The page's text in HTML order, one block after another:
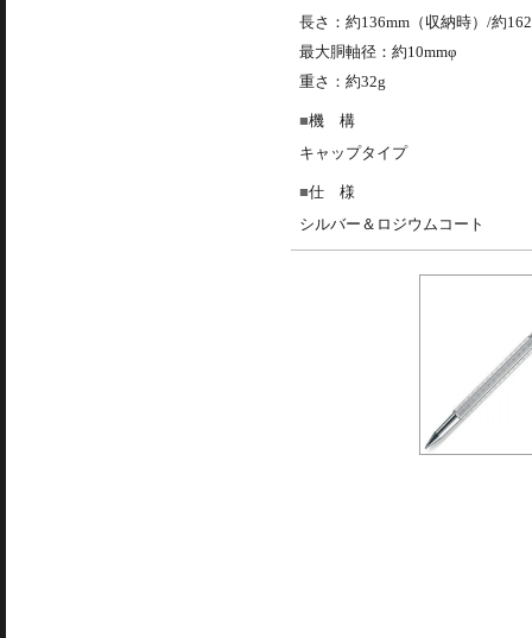
長さ：約136mm（収納時）/約
最大胴軸径：約10mmφ
重さ：約32g
機 構
キャップタイプ
仕 様
シルバー＆ロジウムコート